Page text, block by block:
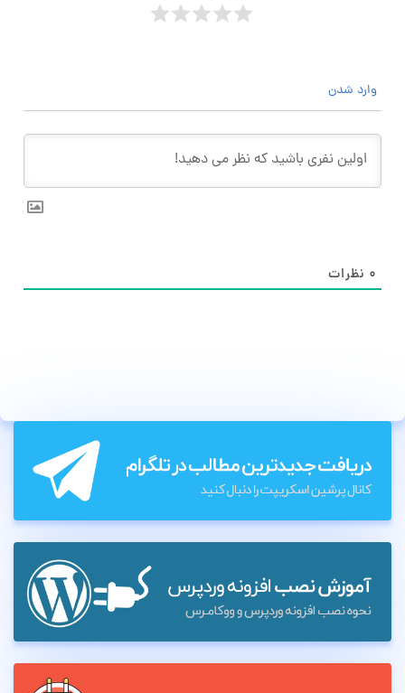
وارد شدن
۰ نظرات